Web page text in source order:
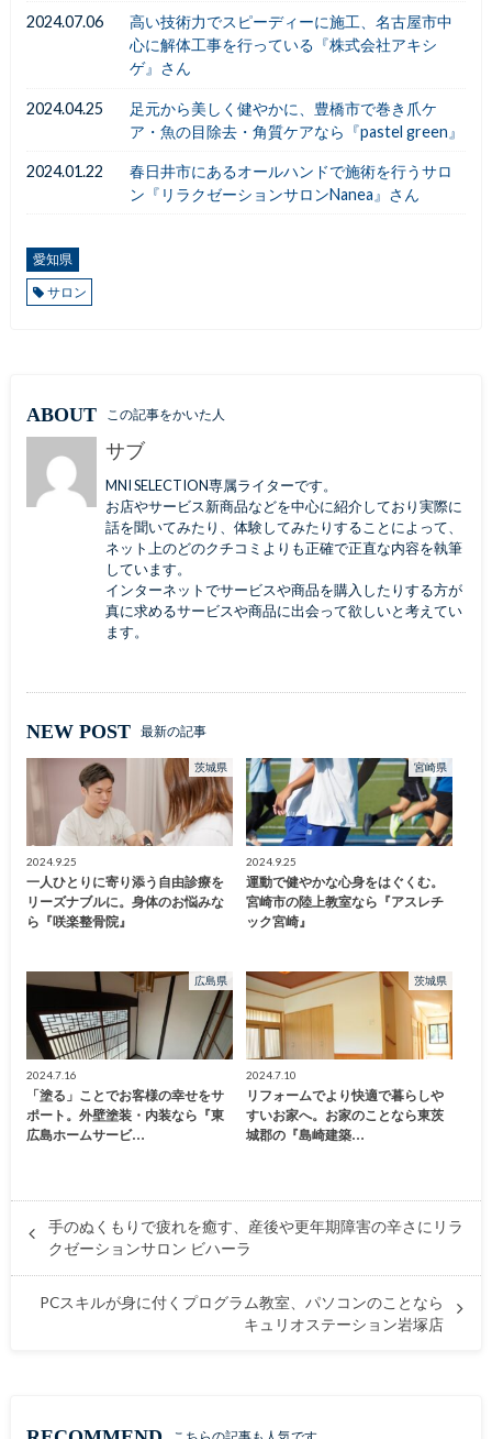
2024.07.06
高い技術力でスピーディーに施工、名古屋市中
心に解体工事を行っている『株式会社アキシ
ゲ』さん
2024.04.25
足元から美しく健やかに、豊橋市で巻き爪ケ
ア・魚の目除去・角質ケアなら『pastel green』
2024.01.22
春日井市にあるオールハンドで施術を行うサロ
ン『リラクゼーションサロンNanea』さん
愛知県
サロン
ABOUT この記事をかいた人
サブ
MNI SELECTION専属ライターです。
お店やサービス新商品などを中心に紹介しており実際に
話を聞いてみたり、体験してみたりすることによって、
ネット上のどのクチコミよりも正確で正直な内容を執筆
しています。
インターネットでサービスや商品を購入したりする方が
真に求めるサービスや商品に出会って欲しいと考えてい
ます。
NEW POST 最新の記事
茨城県
2024.9.25
一人ひとりに寄り添う自由診療を
リーズナブルに。身体のお悩みな
ら『咲楽整骨院』
宮崎県
2024.9.25
運動で健やかな心身をはぐくむ。
宮崎市の陸上教室なら『アスレチ
ック宮崎』
広島県
2024.7.16
「塗る」ことでお客様の幸せをサ
ポート。外壁塗装・内装なら『東
広島ホームサービ…
茨城県
2024.7.10
リフォームでより快適で暮らしや
すいお家へ。お家のことなら東茨
城郡の『島崎建築…
手のぬくもりで疲れを癒す、産後や更年期障害の辛さにリラ
クゼーションサロン ビハーラ
PCスキルが身に付くプログラム教室、パソコンのことなら
キュリオステーション岩塚店